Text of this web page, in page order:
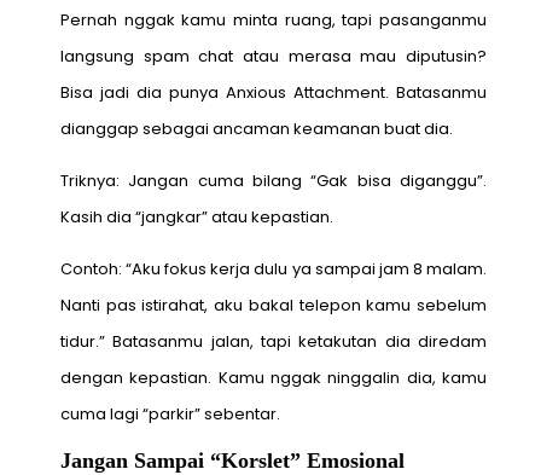
Pernah nggak kamu minta ruang, tapi pasanganmu
langsung spam chat atau merasa mau diputusin?
Bisa jadi dia punya Anxious Attachment. Batasanmu
dianggap sebagai ancaman keamanan buat dia.
Triknya: Jangan cuma bilang “Gak bisa diganggu”.
Kasih dia “jangkar” atau kepastian.
Contoh: “Aku fokus kerja dulu ya sampai jam 8 malam.
Nanti pas istirahat, aku bakal telepon kamu sebelum
tidur.” Batasanmu jalan, tapi ketakutan dia diredam
dengan kepastian. Kamu nggak ninggalin dia, kamu
cuma lagi “parkir” sebentar.
Jangan Sampai “Korslet” Emosional